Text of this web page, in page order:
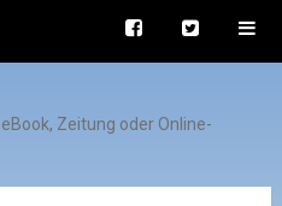
Zeitung oder Online-